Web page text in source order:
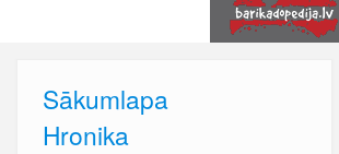
Sākumlapa
Hronika